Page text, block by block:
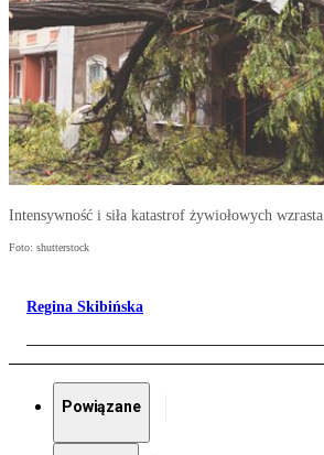
Intensywność i siła katastrof żywiołowych wzrasta
Foto: shutterstock
Regina Skibińska
Powiązane